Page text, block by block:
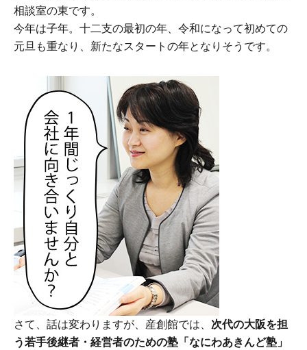
相談室の東です。
今年は子年。十二支の最初の年、令和になって初めての
元旦も重なり、新たなスタートの年となりそうです。
さて、話は変わりますが、産創館では、 次代の大阪を担
う若手後継者・経営者のための塾「なにわあきんど塾」